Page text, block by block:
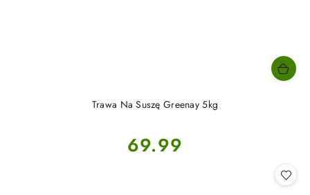
Trawa Na Suszę Greenay 5kg
Cena:
69.99